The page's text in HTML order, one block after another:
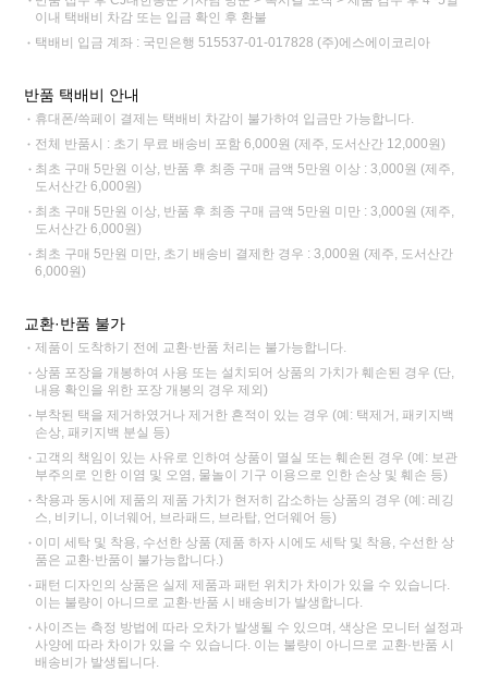
이내 택배비 차감 또는 입금 확인 후 환불
택배비 입금 계좌 : 국민은행 515537-01-017828 (주)에스에이코리아
반품 택배비 안내
휴대폰/쓱페이 결제는 택배비 차감이 불가하여 입금만 가능합니다.
전체 반품시 : 초기 무료 배송비 포함 6,000원 (제주, 도서산간 12,000원)
최초 구매 5만원 이상, 반품 후 최종 구매 금액 5만원 이상 : 3,000원 (제주,
도서산간 6,000원)
최초 구매 5만원 이상, 반품 후 최종 구매 금액 5만원 미만 : 3,000원 (제주,
도서산간 6,000원)
최초 구매 5만원 미만, 초기 배송비 결제한 경우 : 3,000원 (제주, 도서산간
6,000원)
교환·반품 불가
제품이 도착하기 전에 교환·반품 처리는 불가능합니다.
상품 포장을 개봉하여 사용 또는 설치되어 상품의 가치가 훼손된 경우 (단,
내용 확인을 위한 포장 개봉의 경우 제외)
부착된 택을 제거하였거나 제거한 흔적이 있는 경우 (예: 택제거, 패키지백
손상, 패키지백 분실 등)
고객의 책임이 있는 사유로 인하여 상품이 멸실 또는 훼손된 경우 (예: 보관
부주의로 인한 이염 및 오염, 물놀이 기구 이용으로 인한 손상 및 훼손 등)
착용과 동시에 제품의 제품 가치가 현저히 감소하는 상품의 경우 (예: 레깅
스, 비키니, 이너웨어, 브라패드, 브라탑, 언더웨어 등)
이미 세탁 및 착용, 수선한 상품 (제품 하자 시에도 세탁 및 착용, 수선한 상
품은 교환·반품이 불가능합니다.)
패턴 디자인의 상품은 실제 제품과 패턴 위치가 차이가 있을 수 있습니다.
이는 불량이 아니므로 교환·반품 시 배송비가 발생합니다.
사이즈는 측정 방법에 따라 오차가 발생될 수 있으며, 색상은 모니터 설정과
사양에 따라 차이가 있을 수 있습니다. 이는 불량이 아니므로 교환·반품 시
배송비가 발생됩니다.